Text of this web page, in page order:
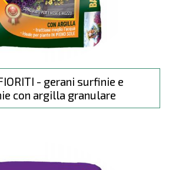
- gerani surfinie e
con argilla granulare